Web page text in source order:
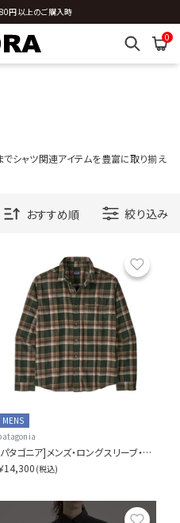
500円分のクーポンプレゼント
0
シャツ関連アイテムを豊富に取り揃え
絞り込み
に入り
MENS
[パタゴニア]メンズ・ロングスリーブ・ライトウェイト・フィヨルド・フランネル・シャツ
14,300 (税込)
に入り